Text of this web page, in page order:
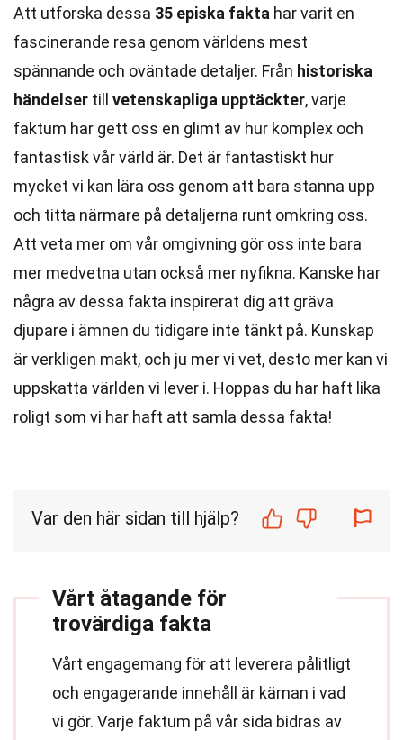
Att utforska dessa 35 episka fakta har varit en
fascinerande resa genom världens mest
spännande och oväntade detaljer. Från historiska
händelser till vetenskapliga upptäckter, varje
faktum har gett oss en glimt av hur komplex och
fantastisk vår värld är. Det är fantastiskt hur
mycket vi kan lära oss genom att bara stanna upp
och titta närmare på detaljerna runt omkring oss.
Att veta mer om vår omgivning gör oss inte bara
mer medvetna utan också mer nyfikna. Kanske har
några av dessa fakta inspirerat dig att gräva
djupare i ämnen du tidigare inte tänkt på. Kunskap
är verkligen makt, och ju mer vi vet, desto mer kan vi
uppskatta världen vi lever i. Hoppas du har haft lika
roligt som vi har haft att samla dessa fakta!
Var den här sidan till hjälp?
Vårt åtagande för
trovärdiga fakta
Vårt engagemang för att leverera pålitligt
och engagerande innehåll är kärnan i vad
vi gör. Varje faktum på vår sida bidras av